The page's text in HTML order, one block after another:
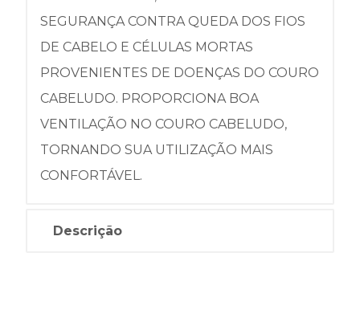
SEGURANÇA CONTRA QUEDA DOS FIOS
DE CABELO E CÉLULAS MORTAS
PROVENIENTES DE DOENÇAS DO COURO
CABELUDO. PROPORCIONA BOA
VENTILAÇÃO NO COURO CABELUDO,
TORNANDO SUA UTILIZAÇÃO MAIS
CONFORTÁVEL.
Descrição